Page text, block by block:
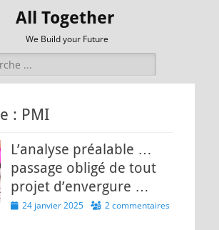
All Together
We Build your Future
:
: PMI
L’analyse préalable …
passage obligé de tout
projet d’envergure …
Posted
24 janvier 2025 2 commentaires